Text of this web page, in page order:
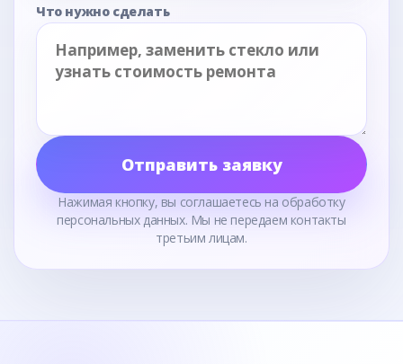
Что нужно сделать
Отправить заявку
Нажимая кнопку, вы соглашаетесь на обработку
персональных данных. Мы не передаем контакты
третьим лицам.